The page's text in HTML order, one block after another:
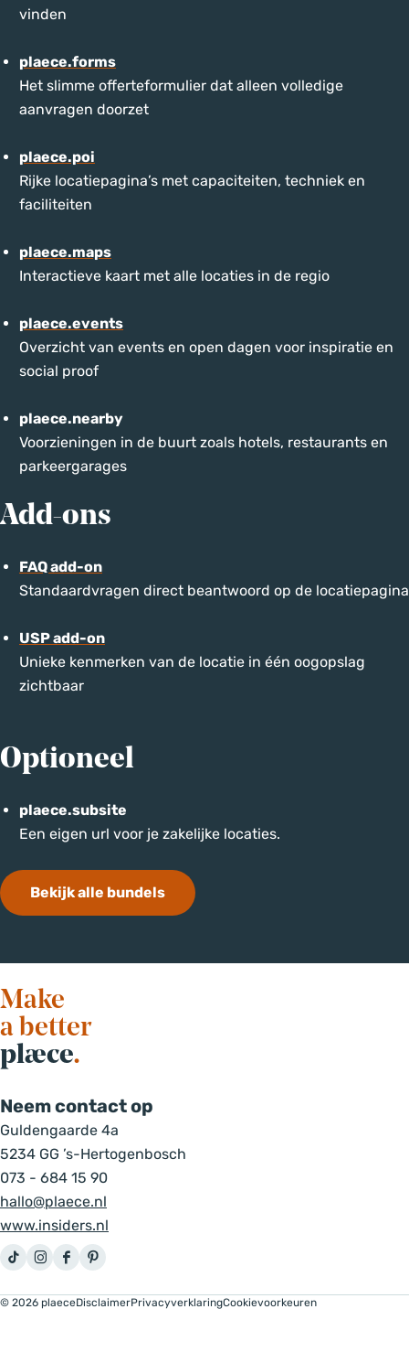
vinden
plaece.forms
Het slimme offerteformulier dat alleen volledige
aanvragen doorzet
plaece.poi
Rijke locatiepagina’s met capaciteiten, techniek en
faciliteiten
plaece.maps
Interactieve kaart met alle locaties in de regio
plaece.events
Overzicht van events en open dagen voor inspiratie en
social proof
plaece.nearby
Voorzieningen in de buurt zoals hotels, restaurants en
parkeergarages
Add-ons
FAQ add-on
Standaardvragen direct beantwoord op de locatiepagina
USP add-on
Unieke kenmerken van de locatie in één oogopslag
zichtbaar
Optioneel
plaece.subsite
Een eigen url voor je zakelijke locaties.
Bekijk alle bundels
Neem contact op
Guldengaarde 4a
5234 GG ’s-Hertogenbosch
073 - 684 15 90
hallo@plaece.nl
www.insiders.nl
T
i
I
n
s
F
a
P
i
Make
a better
plæce.
© 2026 plaeceDisclaimerPrivacyverklaringCookievoorkeuren